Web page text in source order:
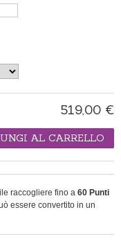
519,00 €
AL CARRELLO
raccogliere fino a 60 Punti
essere convertito in un